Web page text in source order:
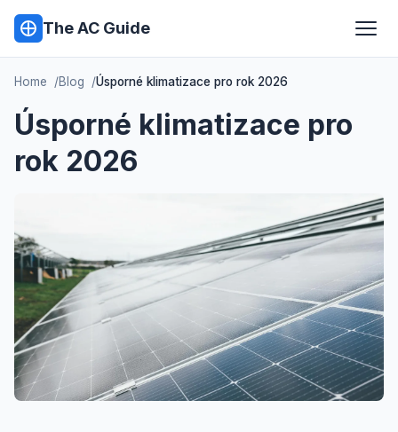
The AC Guide
Home Blog Úsporné klimatizace pro rok 2026
Úsporné klimatizace pro
rok 2026